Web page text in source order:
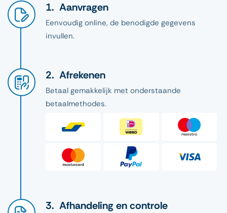
Aanvragen
Eenvoudig online, de benodigde gegevens
invullen.
Afrekenen
Betaal gemakkelijk met onderstaande
betaalmethodes.
Afhandeling en controle